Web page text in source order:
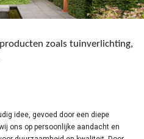
zoals tuinverlichting,
idee, gevoed door een diepe
ons op persoonlijke aandacht en